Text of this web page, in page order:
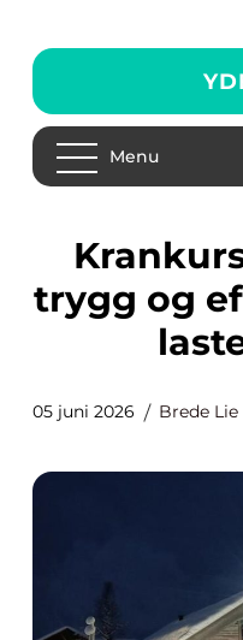
Menu
Krankurs g8 veien til
trygg og
05 juni 2026 Brede Lie